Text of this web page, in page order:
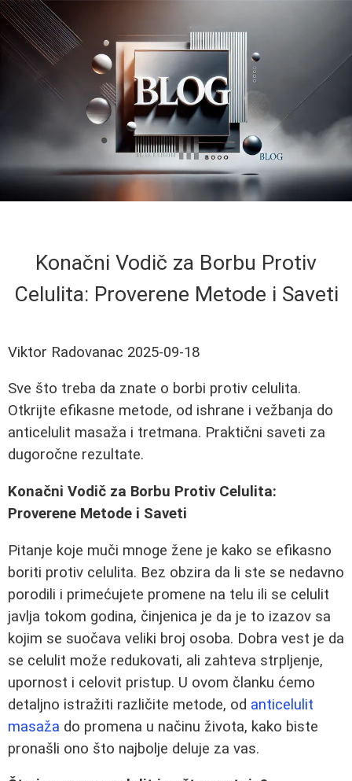
Konačni Vodič za Borbu Protiv
Celulita: Proverene Metode i Saveti
Viktor Radovanac 2025-09-18
Sve što treba da znate o borbi protiv celulita.
Otkrijte efikasne metode, od ishrane i vežbanja do
anticelulit masaža i tretmana. Praktični saveti za
dugoročne rezultate.
Konačni Vodič za Borbu Protiv Celulita:
Proverene Metode i Saveti
Pitanje koje muči mnoge žene je kako se efikasno
boriti protiv celulita. Bez obzira da li ste se nedavno
porodili i primećujete promene na telu ili se celulit
javlja tokom godina, činjenica je da je to izazov sa
kojim se suočava veliki broj osoba. Dobra vest je da
se celulit može redukovati, ali zahteva strpljenje,
upornost i celovit pristup. U ovom članku ćemo
detaljno istražiti različite metode, od anticelulit
masaža do promena u načinu života, kako biste
pronašli ono što najbolje deluje za vas.